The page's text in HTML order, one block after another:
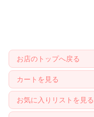
お店のトップへ戻る
カートを見る
お気に入りリストを見る